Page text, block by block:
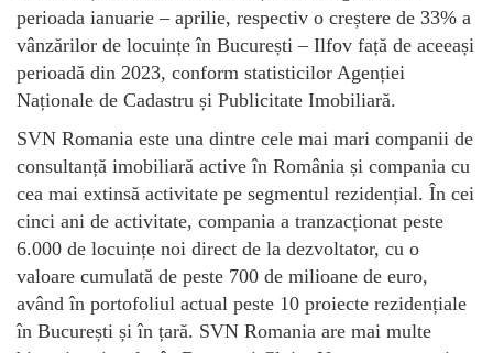
perioada ianuarie – aprilie, respectiv o creștere de 33% a
vânzărilor de locuințe în București – Ilfov față de aceeași
perioadă din 2023, conform statisticilor Agenției
Naționale de Cadastru și Publicitate Imobiliară.
SVN Romania este una dintre cele mai mari companii de
consultanță imobiliară active în România și compania cu
cea mai extinsă activitate pe segmentul rezidențial. În cei
cinci ani de activitate, compania a tranzacționat peste
6.000 de locuințe noi direct de la dezvoltator, cu o
valoare cumulată de peste 700 de milioane de euro,
având în portofoliul actual peste 10 proiecte rezidențiale
în București și în țară. SVN Romania are mai multe